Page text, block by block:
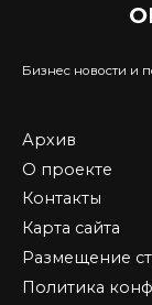
Бизнес новости и
Архив
О проекте
Контакты
Карта сайта
Размещение
Политика